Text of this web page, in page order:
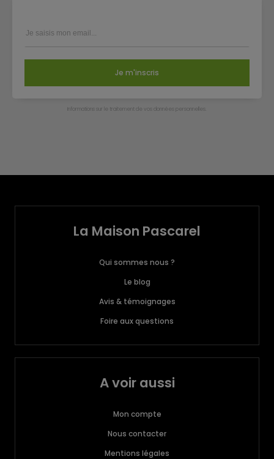
Je m'inscris
Infor­ma­tions sur le trai­te­ment de vos don­nées per­son­nelles.
La Maison Pascarel
Qui sommes nous ?
Le blog
Avis & témoignages
Foire aux questions
A voir aussi
Mon compte
Nous contacter
Mentions légales